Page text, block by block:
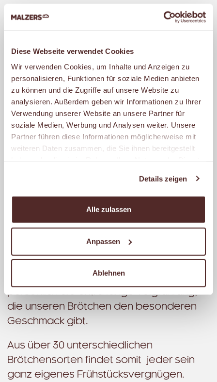
Diese Webseite verwendet Cookies
Wir verwenden Cookies, um Inhalte und Anzeigen zu
personalisieren, Funktionen für soziale Medien anbieten
zu können und die Zugriffe auf unsere Website zu
analysieren. Außerdem geben wir Informationen zu Ihrer
Verwendung unserer Website an unsere Partner für
soziale Medien, Werbung und Analysen weiter. Unsere
Partner führen diese Informationen möglicherweise mit
weiteren Daten zusammen, die Sie ihnen bereitgestellt
Details zeigen
Alle zulassen
Anpassen
Ablehnen
BRÖTCHEN
MALZERS Brötchen sind nicht nur mit Gold
prämiert, sie schmecken auch so.
Deshalb heißt unser beliebtestes
Brötchen auch Goldbrötchen. Es wird
ständig frisch in unseren Filialen
gebacken und kommt so immer knusprig-
wenn der Tag mal etwas später anfängt.
Aber wir können auch herzhaft, kernig und
süß. Alle unsere Brötchen werden mit
natürlicher Hefe, und wenn Du willst, mit
vielen frischen Körnern. Unsere
erfahrenen Bäckermeister kontrollieren
persönlich die extra lange Teigführung,
die unseren Brötchen den besonderen
Geschmack gibt.
Aus über 30 unterschiedlichen
Brötchensorten findet somit jeder sein
ganz eigenes Frühstücksvergnügen.